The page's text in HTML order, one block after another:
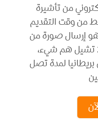
من تأشيرة
ساعة فقط من وقت التقديم
إرسال صورة من
تشيل هم شيء،
لمدة تصل